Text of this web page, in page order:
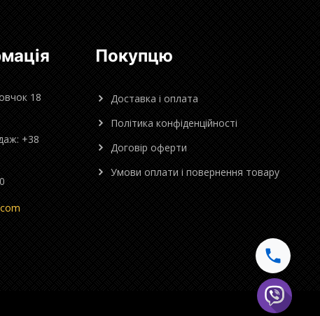
18
+38
Покупцю
Доставка і оплата
Політика конфіденційності
Договір оферти
Умови оплати і повернення товару